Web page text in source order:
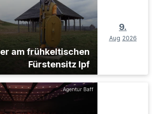
am frühkeltischen
Fürstensitz Ipf
9.
Aug 2026
Agentur Baff